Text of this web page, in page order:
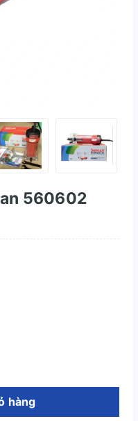
560602
hàng